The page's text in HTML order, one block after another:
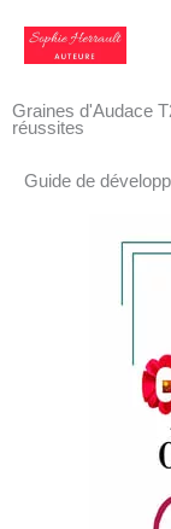
contenu
Graines d'Audace
réussites
Guide de